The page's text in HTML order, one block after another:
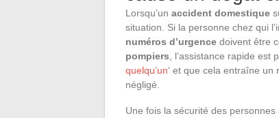
Lorsqu’un accident domestique
situation. Si la personne chez qui
numéros d’urgence doivent être
pompiers , l’assistance rapide est
quelqu’un‘ et que cela entraîne
négligé.
Une fois la sécurité des personnes